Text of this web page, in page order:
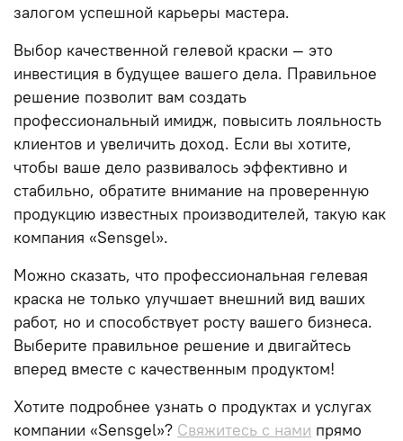
залогом успешной карьеры мастера.
Выбор качественной гелевой краски — это
инвестиция в будущее вашего дела. Правильное
решение позволит вам создать
профессиональный имидж, повысить лояльность
клиентов и увеличить доход. Если вы хотите,
чтобы ваше дело развивалось эффективно и
стабильно, обратите внимание на проверенную
продукцию известных производителей, такую как
компания «Sensgel».
Можно сказать, что профессиональная гелевая
краска не только улучшает внешний вид ваших
работ, но и способствует росту вашего бизнеса.
Выберите правильное решение и двигайтесь
вперед вместе с качественным продуктом!
Хотите подробнее узнать о продуктах и услугах
компании «Sensgel»? Свяжитесь с нами прямо